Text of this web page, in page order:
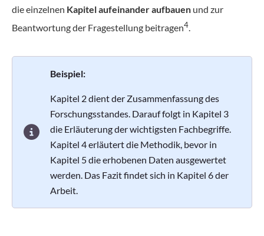
die einzelnen Kapitel aufeinander aufbauen und zur
Beantwortung der Fragestellung beitragen4.
Beispiel:
Kapitel 2 dient der Zusammenfassung des
Forschungsstandes. Darauf folgt in Kapitel 3
die Erläuterung der wichtigsten Fachbegriffe.
Kapitel 4 erläutert die Methodik, bevor in
Kapitel 5 die erhobenen Daten ausgewertet
werden. Das Fazit findet sich in Kapitel 6 der
Arbeit.